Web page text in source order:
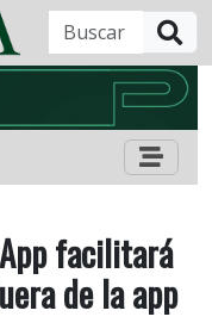
facilitará
de la app